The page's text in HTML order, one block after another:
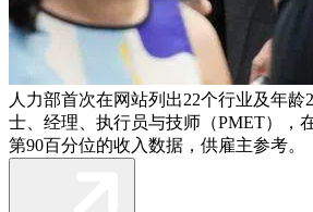
人力部首次在网站列出22个行业及年龄
士、经理、执行员与技师（PMET），
第90百分位的收入数据，供雇主参考。